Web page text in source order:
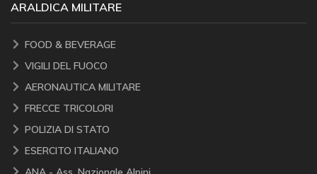
ARALDICA MILITARE
FOOD & BEVERAGE
VIGILI DEL FUOCO
AERONAUTICA MILITARE
FRECCE TRICOLORI
POLIZIA DI STATO
ESERCITO ITALIANO